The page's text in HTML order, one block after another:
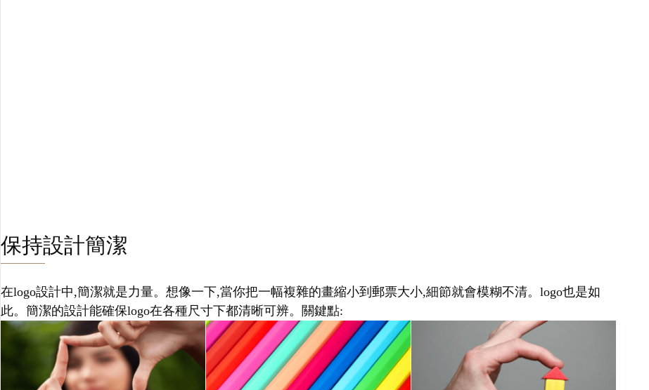
保持設計簡潔
在logo設計中,簡潔就是力量。想像一下,當你把一幅複雜的畫縮小到郵票大小,細節就會模糊不清。logo也是如
此。簡潔的設計能確保logo在各種尺寸下都清晰可辨。關鍵點: